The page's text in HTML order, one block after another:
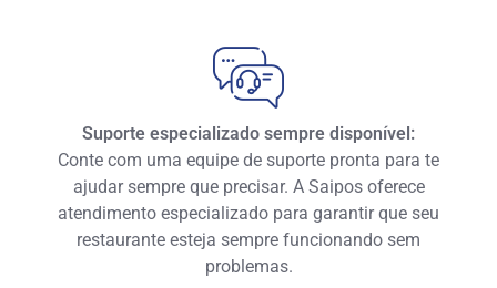
Suporte especializado sempre disponível:
Conte com uma equipe de suporte pronta para te
ajudar sempre que precisar. A Saipos oferece
atendimento especializado para garantir que seu
restaurante esteja sempre funcionando sem
problemas.